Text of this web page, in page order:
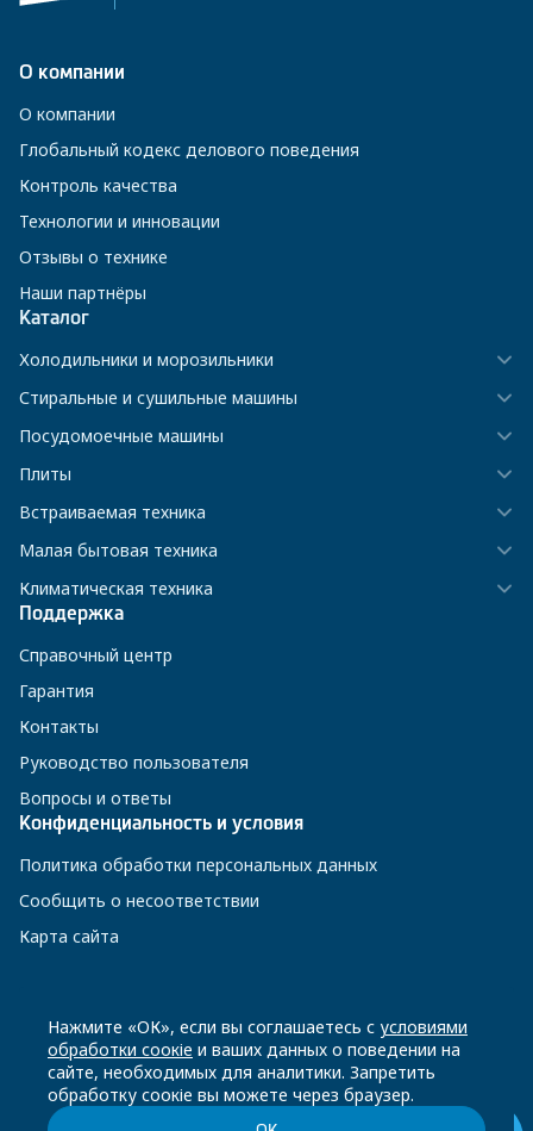
О компании
О компании
Глобальный кодекс делового поведения
Контроль качества
Технологии и инновации
Отзывы о технике
Наши партнёры
Каталог
Холодильники и морозильники
Стиральные и сушильные машины
Посудомоечные машины
Плиты
Встраиваемая техника
Малая бытовая техника
Климатическая техника
Поддержка
Справочный центр
Гарантия
Контакты
Руководство пользователя
Вопросы и ответы
Конфиденциальность и условия
Политика обработки персональных данных
Сообщить о несоответствии
Карта сайта
8 800 200-23-56
Чат-бот в Телеграм
Нажмите «ОК», если вы соглашаетесь с условиями
обработки соокіе и ваших данных о поведении на
сайте, необходимых для аналитики. Запретить
обработку соокіе вы можете через браузер.